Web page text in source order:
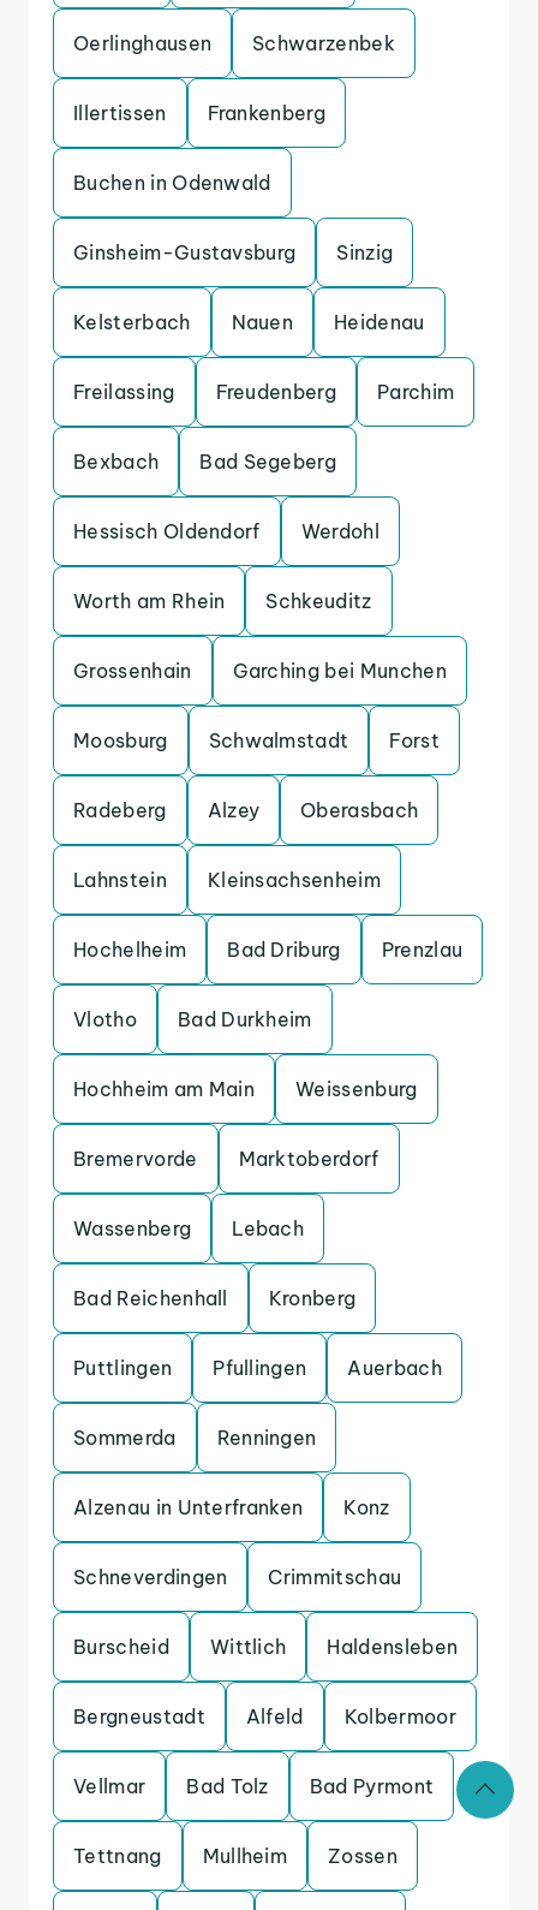
Oerlinghausen Schwarzenbek
Illertissen Frankenberg
Buchen in Odenwald
Ginsheim-Gustavsburg Sinzig
Kelsterbach Nauen Heidenau
Freilassing Freudenberg Parchim
Bexbach Bad Segeberg
Hessisch Oldendorf Werdohl
Worth am Rhein Schkeuditz
Grossenhain Garching bei Munchen
Moosburg Schwalmstadt Forst
Radeberg Alzey Oberasbach
Lahnstein Kleinsachsenheim
Hochelheim Bad Driburg Prenzlau
Vlotho Bad Durkheim
Hochheim am Main Weissenburg
Bremervorde Marktoberdorf
Wassenberg Lebach
Bad Reichenhall Kronberg
Puttlingen Pfullingen Auerbach
Sommerda Renningen
Alzenau in Unterfranken Konz
Schneverdingen Crimmitschau
Burscheid Wittlich Haldensleben
Bergneustadt Alfeld Kolbermoor
Vellmar Bad Tolz Bad Pyrmont
Tettnang Mullheim Zossen